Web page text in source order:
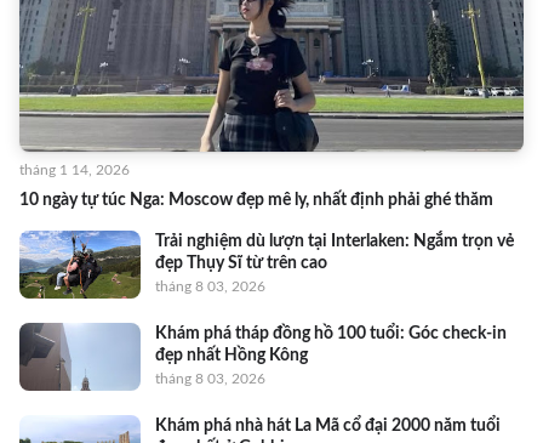
10 ngày tự túc Nga: Moscow đẹp mê ly, nhất định phải ghé thăm
tháng 1 14, 2026
Trải nghiệm dù lượn tại Interlaken: Ngắm trọn vẻ
đẹp Thụy Sĩ từ trên cao
tháng 8 03, 2026
Khám phá tháp đồng hồ 100 tuổi: Góc check-in
đẹp nhất Hồng Kông
tháng 8 03, 2026
Khám phá nhà hát La Mã cổ đại 2000 năm tuổi